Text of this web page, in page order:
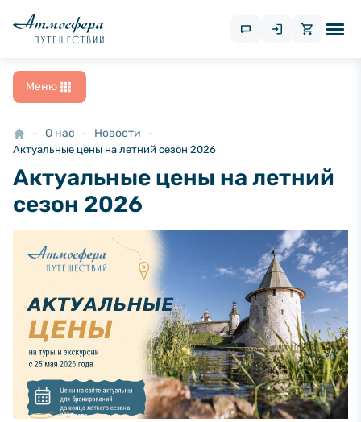
Меню
О нас Новости
Актуальные цены на летний сезон 2026
Актуальные цены на летний
сезон 2026